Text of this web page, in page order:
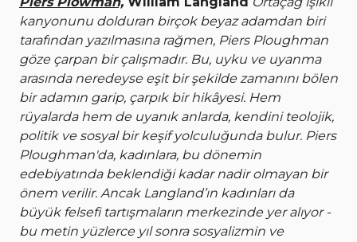
kanyonunu dolduran birçok beyaz adamdan biri
tarafından yazılmasına rağmen, Piers Ploughman
göze çarpan bir çalışmadır. Bu, uyku ve uyanma
arasında neredeyse eşit bir şekilde zamanını bölen
bir adamın garip, çarpık bir hikâyesi. Hem
rüyalarda hem de uyanık anlarda, kendini teolojik,
politik ve sosyal bir keşif yolculuğunda bulur. Piers
Ploughman'da, kadınlara, bu dönemin
edebiyatında beklendiği kadar nadir olmayan bir
önem verilir. Ancak Langland’ın kadınları da
büyük felsefi tartışmaların merkezinde yer alıyor -
bu metin yüzlerce yıl sonra sosyalizmin ve